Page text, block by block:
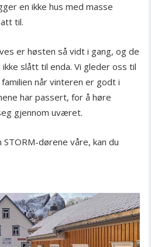
en ikke hus med masse
til.
er høsten så vidt i gang, og de
slått til enda. Vi gleder oss til
når vinteren er godt i
har passert, for å høre
gjennom uværet.
dørene våre, kan du